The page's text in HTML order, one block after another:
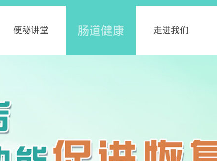
便秘讲堂 肠道健康 走进我们